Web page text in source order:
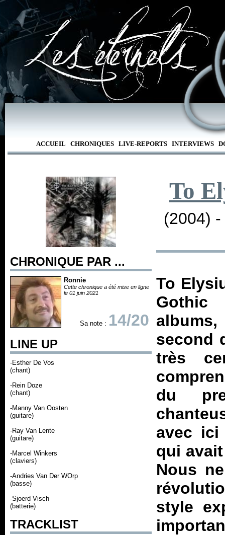
ACCUEIL CHRONIQUES LIVE-REPORTS INTERVIEWS
CHRONIQUE PAR ...
Ronnie
Cette chronique a été mise en ligne
le 01 juin 2021
Sa note : 14/20
LINE UP
-Esther De Vos
(chant)
-Rein Doze
(chant)
-Manny Van Oosten
(guitare)
-Ray Van Lente
(guitare)
-Marcel Winkers
(claviers)
-Andries Van Der WOrp
(basse)
-Sjoerd Visch
(batterie)
TRACKLIST
To
(2004) -
To
Gothic
second
très
du
avec ici
qui
Nous
style